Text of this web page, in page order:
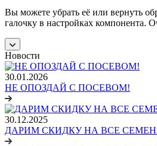
Вы можете убрать её или вернуть
галочку в настройках компонента.
Новости
30.01.2026
НЕ ОПОЗДАЙ С ПОСЕВОМ!
30.12.2025
ДАРИМ СКИДКУ НА ВСЕ